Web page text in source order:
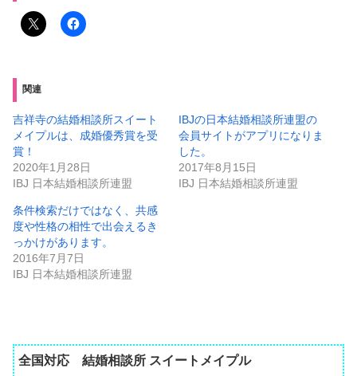
関連
吉祥寺の結婚相談所スイート
メイプルは、成婚優秀賞を受
賞！
2020年1月28日
IBJ 日本結婚相談所連盟
IBJの日本結婚相談所連盟の
会員サイトがアプリになりま
した。
2017年8月15日
IBJ 日本結婚相談所連盟
条件検索だけではなく、共感
度や性格の相性で出会えるき
っかけがあります。
2016年7月7日
IBJ 日本結婚相談所連盟
全国対応 結婚相談所 スイートメイプル